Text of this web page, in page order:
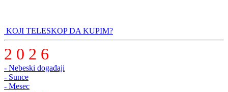
KOJI TELESKOP DA KUPIM?
2 0 2 6
- Nebeski događaji
- Sunce
- Mesec